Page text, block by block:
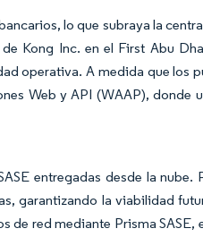
lo que subraya la
Kong Inc. en el First Abu
operativa. A medida que los
Web y API (WAAP), donde
entregadas desde la nube.
garantizando la viabilidad
de red mediante Prisma SASE,